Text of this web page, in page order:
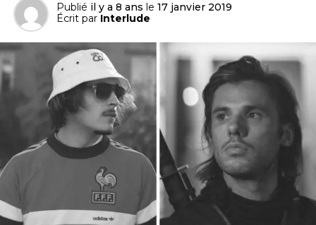
Publié il y a 8 ans le 17 janvier 2019
Écrit par Interlude